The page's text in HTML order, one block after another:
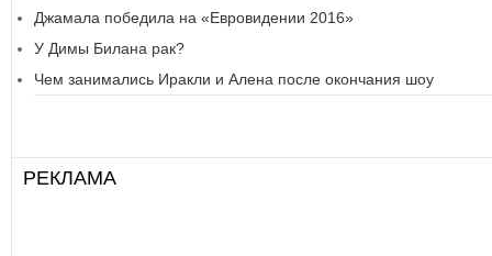
Джамала победила на «Евровидении 2016»
У Димы Билана рак?
Чем занимались Иракли и Алена после окончания шоу
РЕКЛАМА